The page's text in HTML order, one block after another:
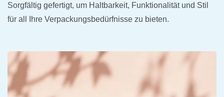
Sorgfältig gefertigt, um Haltbarkeit, Funktionalität und Stil
für all Ihre Verpackungsbedürfnisse zu bieten.